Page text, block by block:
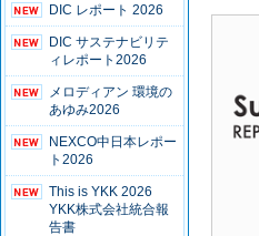
DIC レポート 2026
DIC サステナビリテ
ィレポート2026
メロディアン 環境の
あゆみ2026
NEXCO中日本レポー
ト2026
This is YKK 2026
YKK株式会社統合報
告書